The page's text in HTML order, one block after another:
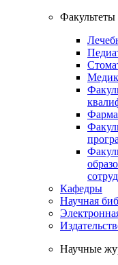
Факультеты
Кафедры
Научная
Научные